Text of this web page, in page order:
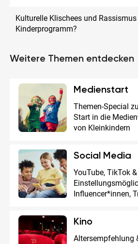
Kulturelle Klischees und
Kinderprogramm?
Weitere Themen entdecken
Medienstart
Themen-Special
Start in die
von Kleinkindern
Social Media
YouTube, TikTok
Influencer*innen,
Kino
Altersempfehlung